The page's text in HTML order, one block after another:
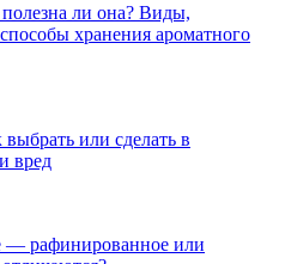
полезна ли она? Виды,
хранения ароматного
выбрать или сделать в
вред
— рафинированное или